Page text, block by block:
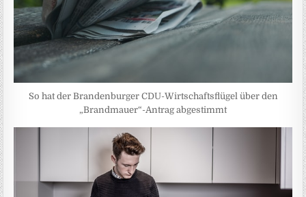
So hat der Brandenburger CDU-Wirtschaftsflügel über den
„Brandmauer“-Antrag abgestimmt